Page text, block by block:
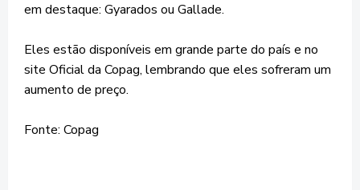
em destaque: Gyarados ou Gallade.
Eles estão disponíveis em grande parte do país e no
site Oficial da Copag, lembrando que eles sofreram um
aumento de preço.
Fonte: Copag